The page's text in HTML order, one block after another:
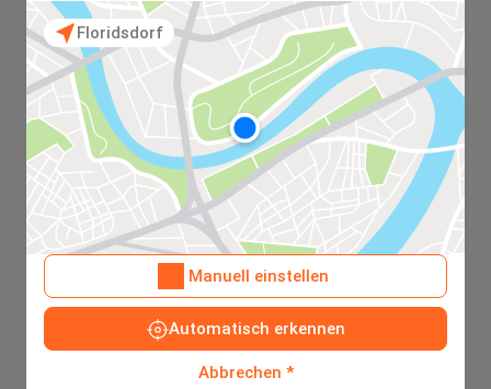
Floridsdorf
Manuell einstellen
Automatisch erkennen
Abbrechen *